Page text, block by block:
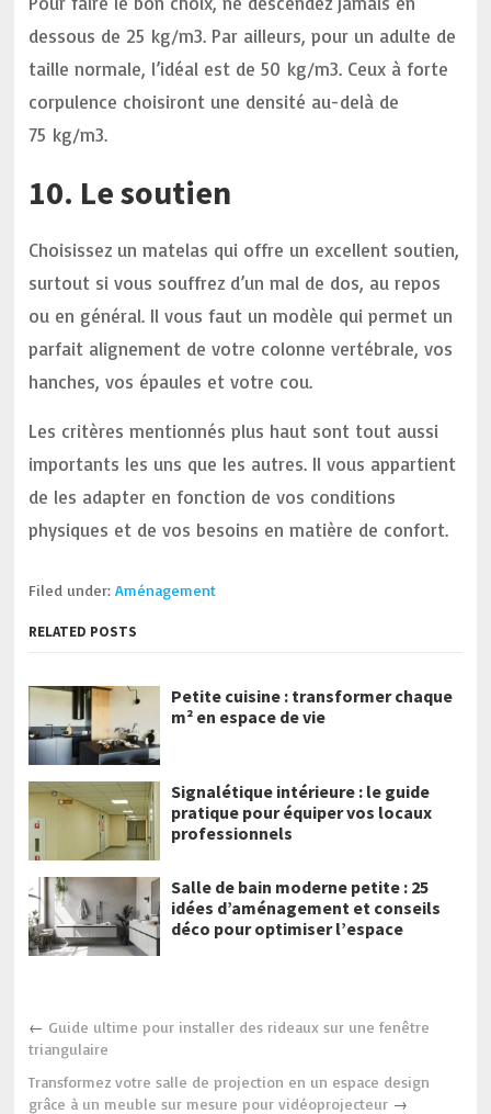
dessous de 25 kg/m3. Par ailleurs, pour un adulte de
taille normale, l’idéal est de 50 kg/m3. Ceux à forte
corpulence choisiront une densité au-delà de
75 kg/m3.
10. Le soutien
Choisissez un matelas qui offre un excellent soutien,
surtout si vous souffrez d’un mal de dos, au repos
ou en général. Il vous faut un modèle qui permet un
parfait alignement de votre colonne vertébrale, vos
hanches, vos épaules et votre cou.
Les critères mentionnés plus haut sont tout aussi
importants les uns que les autres. Il vous appartient
de les adapter en fonction de vos conditions
physiques et de vos besoins en matière de confort.
Filed under:Aménagement
RELATED POSTS
Petite cuisine : transformer chaque
m² en espace de vie
Signalétique intérieure : le guide
pratique pour équiper vos locaux
professionnels
Salle de bain moderne petite : 25
idées d’aménagement et conseils
déco pour optimiser l’espace
← Guide ultime pour installer des rideaux sur une fenêtre
triangulaire
Transformez votre salle de projection en un espace design
grâce à un meuble sur mesure pour vidéoprojecteur →